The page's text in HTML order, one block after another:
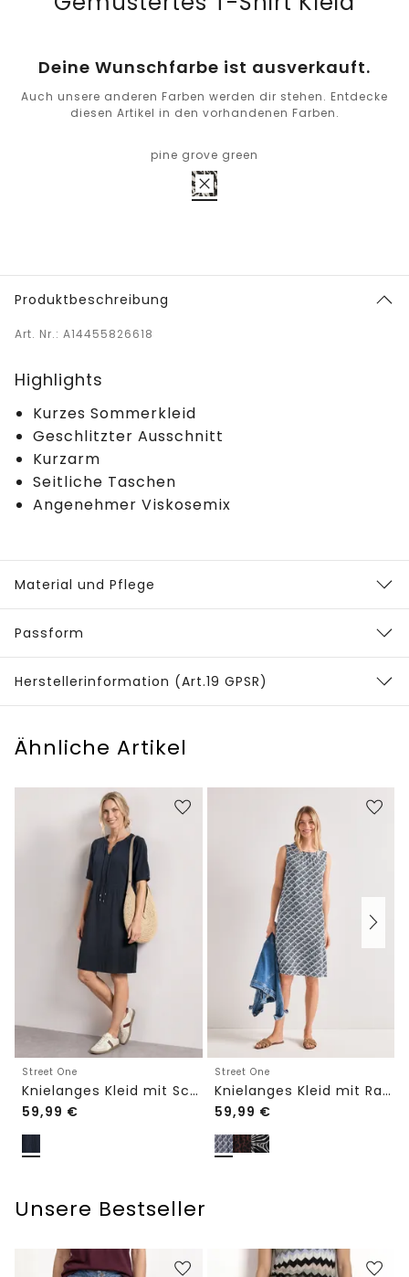
Deine Wunschfarbe ist ausverkauft.
Auch unsere anderen Farben werden dir stehen. Entdecke
diesen Artikel in den vorhandenen Farben.
pine grove green
Produktbeschreibung
Art. Nr.: A14455826618
Highlights
Kurzes Sommerkleid
Geschlitzter Ausschnitt
Kurzarm
Seitliche Taschen
Angenehmer Viskosemix
Material und Pflege
Passform
Herstellerinformation (Art.19 GPSR)
Ähnliche Artikel
Street One
Knielanges Kleid mit Schleifendetail
59,99 €
Street One
Knielanges Kleid mit Raffung
59,99 €
Unsere Bestseller